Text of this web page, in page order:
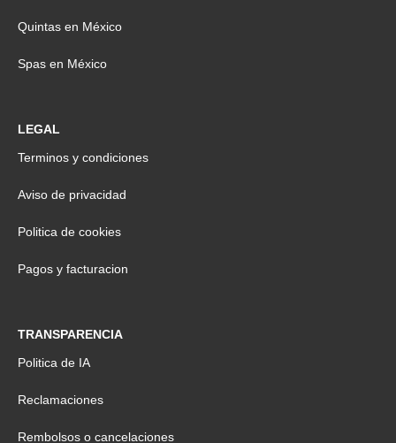
Quintas en México
Spas en México
LEGAL
Terminos y condiciones
Aviso de privacidad
Politica de cookies
Pagos y facturacion
TRANSPARENCIA
Politica de IA
Reclamaciones
Rembolsos o cancelaciones